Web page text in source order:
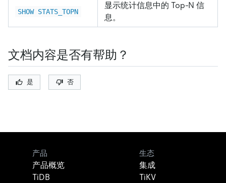
SHOW STATS_TOPN
显示统计信息中的 Top-N 信
息。
文档内容是否有帮助？
是 否
产品
产品概览
TiDB
生态
集成
TiKV